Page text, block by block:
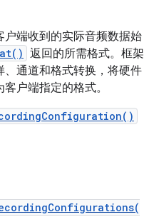
端收到的实际音频数据始
返回的所需格式。框架
通道和格式转换，将硬件
户端指定的格式。